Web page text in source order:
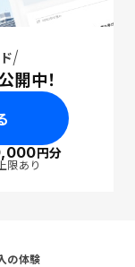
開中！
円分
限あり
の体験